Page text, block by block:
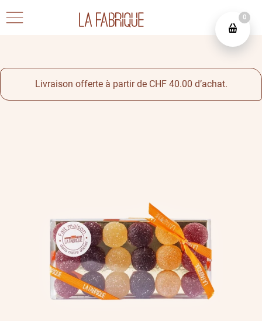
Livraison offerte à partir de CHF 40.00 d’achat.
0